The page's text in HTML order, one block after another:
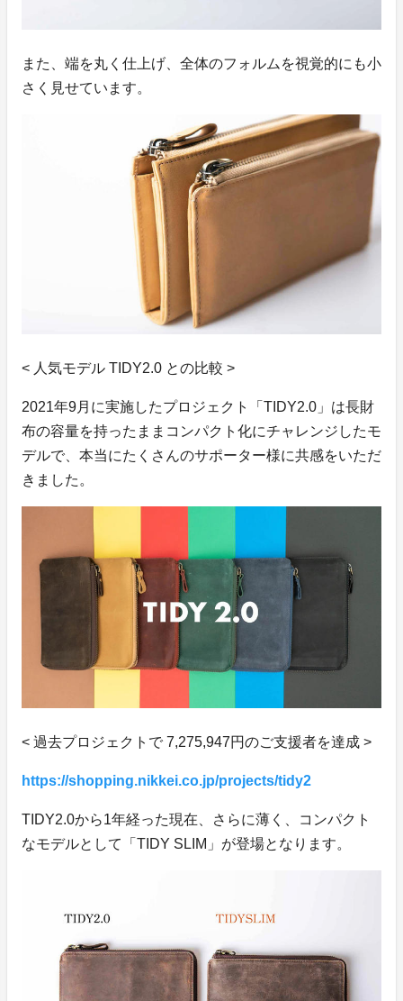
また、端を丸く仕上げ、全体のフォルムを視覚的にも小
さく見せています。
< 人気モデル TIDY2.0 との比較 >
2021年9月に実施したプロジェクト「TIDY2.0」は長財
布の容量を持ったままコンパクト化にチャレンジしたモ
デルで、本当にたくさんのサポーター様に共感をいただ
きました。
< 過去プロジェクトで 7,275,947円のご支援者を達成 >
https://shopping.nikkei.co.jp/projects/tidy2
TIDY2.0から1年経った現在、さらに薄く、コンパクト
なモデルとして「TIDY SLIM」が登場となります。